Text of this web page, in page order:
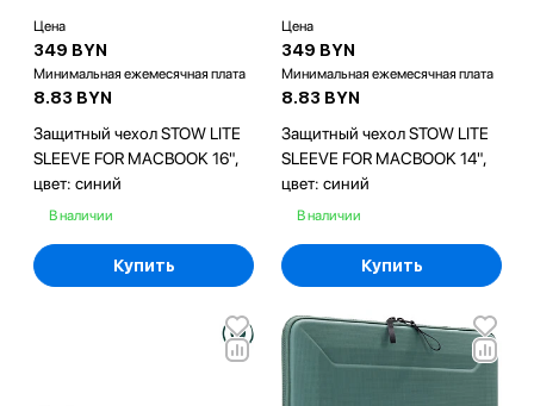
Цена
349 BYN
Минимальная ежемесячная плата
8.83 BYN
Защитный чехол STOW LITE
SLEEVE FOR MACBOOK 16",
цвет: синий
В наличии
Купить
Цена
349 BYN
Минимальная ежемесячная плата
8.83 BYN
Защитный чехол STOW LITE
SLEEVE FOR MACBOOK 14",
цвет: синий
В наличии
Купить